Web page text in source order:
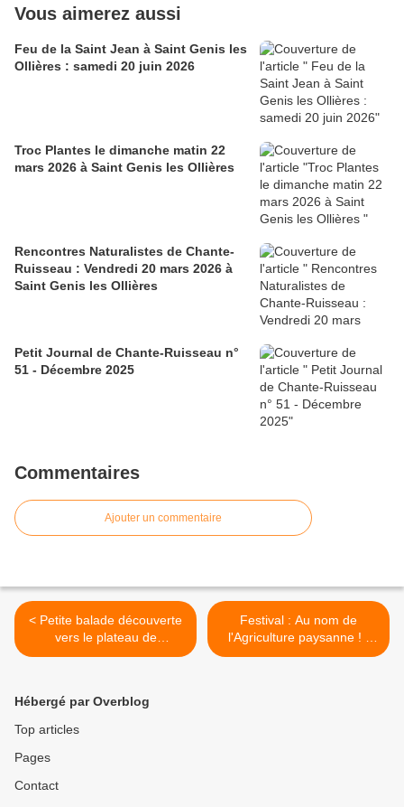
Vous aimerez aussi
Feu de la Saint Jean à Saint Genis les
Ollières : samedi 20 juin 2026
Troc Plantes le dimanche matin 22
mars 2026 à Saint Genis les Ollières
Rencontres Naturalistes de Chante-
Ruisseau : Vendredi 20 mars 2026 à
Saint Genis les Ollières
Petit Journal de Chante-Ruisseau n°
51 - Décembre 2025
Commentaires
Ajouter un commentaire
< Petite balade découverte
vers le plateau de
Méginand avec
Festival : Au nom de
l'Agriculture paysanne ! -
Dimanche 5 novembre
Hébergé par Overblog
Top articles
Pages
Contact